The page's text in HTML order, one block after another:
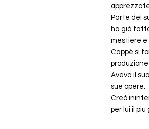
Parte dei
ha già
mestiere e
Cappè si
Aveva il
sue opere.
Creò
per lui il più